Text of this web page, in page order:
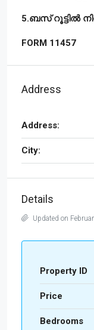
5.ബസ് റൂട്ടിൽ
FORM 11457
Address
Address:
City:
Details
Updated on
Property ID
Price
Bedrooms